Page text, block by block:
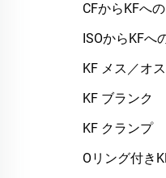
CFからKFへ
ISOからKFへ
KF メス／オ
KF ブランク
KF クランプ
Oリング付き